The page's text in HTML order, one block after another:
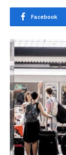
Facebook